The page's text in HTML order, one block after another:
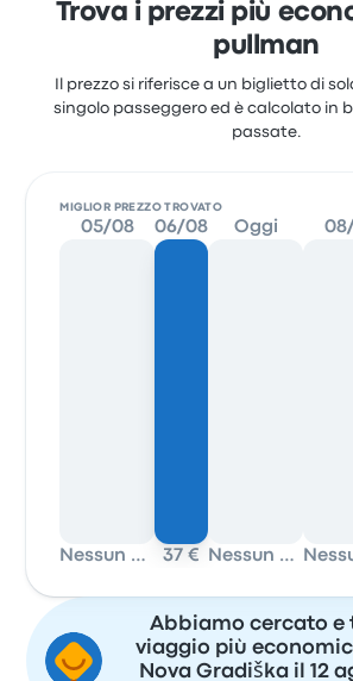
Trova i prezzi più
pullman
Il prezzo si riferisce a un biglietto di
singolo passeggero ed è calcolato in
passate.
MIGLIOR PREZZO TROVATO
05/08
Nessun dato
06/08
37 €
Oggi
Nessun dato
Abbiamo cercato e
viaggio più
Nova Gradiška il 12